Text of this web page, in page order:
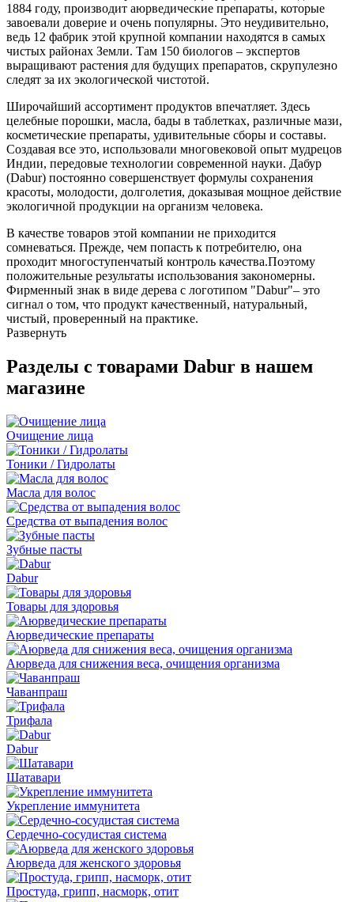
1884 году, производит аюрведические препараты, которые
завоевали доверие и очень популярны. Это неудивительно,
ведь 12 фабрик этой крупной компании находятся в самых
чистых районах Земли. Там 150 биологов – экспертов
выращивают растения для будущих препаратов, скрупулезно
следят за их экологической чистотой.
Широчайший ассортимент продуктов впечатляет. Здесь
целебные порошки, масла, бады в таблетках, различные мази,
косметические препараты, удивительные сборы и составы.
Создавая все это, использовали многовековой опыт мудрецов
Индии, передовые технологии современной науки. Дабур
(Dabur) постоянно совершенствует формулы сохранения
красоты, молодости, долголетия, доказывая мощное действие
экологичной продукции на организм человека.
В качестве товаров этой компании не приходится
сомневаться. Прежде, чем попасть к потребителю, она
проходит многоступенчатый контроль качества.Поэтому
положительные результаты использования закономерны.
Фирменный знак в виде дерева с логотипом "Dabur"– это
сигнал о том, что продукт качественный, натуральный,
чистый, проверенный на практике.
Развернуть
Разделы с товарами Dabur в нашем
магазине
Очищение лица
Тоники / Гидролаты
Масла для волос
Средства от выпадения волос
Зубные пасты
Dabur
Товары для здоровья
Аюрведические препараты
Аюрведа для снижения веса, очищения организма
Чаванпраш
Трифала
Dabur
Шатавари
Укрепление иммунитета
Сердечно-сосудистая система
Аюрведа для женского здоровья
Простуда, грипп, насморк, отит